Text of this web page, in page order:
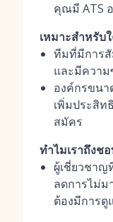
คุณมี ATS
เหมาะสำหรับ
ทีมที่มีการ
และมีความ
องค์กรขน
เพิ่มประสิ
สมัคร
ทำไมเราถึงช
ผู้เชี่ยวชาญ
ลดการไม่ม
ต้องมีการดู